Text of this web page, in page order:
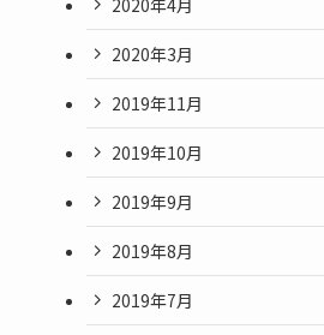
2020年3月
2019年11月
2019年10月
2019年9月
2019年8月
2019年7月